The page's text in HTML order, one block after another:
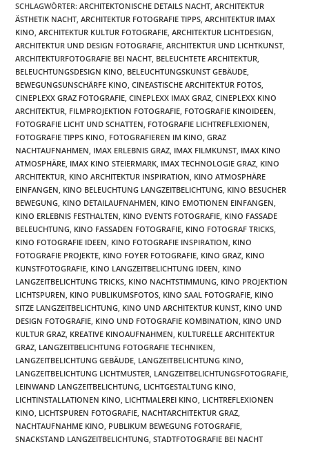
SCHLAGWÖRTER:ARCHITEKTONISCHE DETAILS NACHT, ARCHITEKTUR
ÄSTHETIK NACHT, ARCHITEKTUR FOTOGRAFIE TIPPS, ARCHITEKTUR IMAX
KINO, ARCHITEKTUR KULTUR FOTOGRAFIE, ARCHITEKTUR LICHTDESIGN,
ARCHITEKTUR UND DESIGN FOTOGRAFIE, ARCHITEKTUR UND LICHTKUNST,
ARCHITEKTURFOTOGRAFIE BEI NACHT, BELEUCHTETE ARCHITEKTUR,
BELEUCHTUNGSDESIGN KINO, BELEUCHTUNGSKUNST GEBÄUDE,
BEWEGUNGSUNSCHÄRFE KINO, CINEASTISCHE ARCHITEKTUR FOTOS,
CINEPLEXX GRAZ FOTOGRAFIE, CINEPLEXX IMAX GRAZ, CINEPLEXX KINO
ARCHITEKTUR, FILMPROJEKTION FOTOGRAFIE, FOTOGRAFIE KINOIDEEN,
FOTOGRAFIE LICHT UND SCHATTEN, FOTOGRAFIE LICHTREFLEXIONEN,
FOTOGRAFIE TIPPS KINO, FOTOGRAFIEREN IM KINO, GRAZ
NACHTAUFNAHMEN, IMAX ERLEBNIS GRAZ, IMAX FILMKUNST, IMAX KINO
ATMOSPHÄRE, IMAX KINO STEIERMARK, IMAX TECHNOLOGIE GRAZ, KINO
ARCHITEKTUR, KINO ARCHITEKTUR INSPIRATION, KINO ATMOSPHÄRE
EINFANGEN, KINO BELEUCHTUNG LANGZEITBELICHTUNG, KINO BESUCHER
BEWEGUNG, KINO DETAILAUFNAHMEN, KINO EMOTIONEN EINFANGEN,
KINO ERLEBNIS FESTHALTEN, KINO EVENTS FOTOGRAFIE, KINO FASSADE
BELEUCHTUNG, KINO FASSADEN FOTOGRAFIE, KINO FOTOGRAF TRICKS,
KINO FOTOGRAFIE IDEEN, KINO FOTOGRAFIE INSPIRATION, KINO
FOTOGRAFIE PROJEKTE, KINO FOYER FOTOGRAFIE, KINO GRAZ, KINO
KUNSTFOTOGRAFIE, KINO LANGZEITBELICHTUNG IDEEN, KINO
LANGZEITBELICHTUNG TRICKS, KINO NACHTSTIMMUNG, KINO PROJEKTION
LICHTSPUREN, KINO PUBLIKUMSFOTOS, KINO SAAL FOTOGRAFIE, KINO
SITZE LANGZEITBELICHTUNG, KINO UND ARCHITEKTUR KUNST, KINO UND
DESIGN FOTOGRAFIE, KINO UND FOTOGRAFIE KOMBINATION, KINO UND
KULTUR GRAZ, KREATIVE KINOAUFNAHMEN, KULTURELLE ARCHITEKTUR
GRAZ, LANGZEITBELICHTUNG FOTOGRAFIE TECHNIKEN,
LANGZEITBELICHTUNG GEBÄUDE, LANGZEITBELICHTUNG KINO,
LANGZEITBELICHTUNG LICHTMUSTER, LANGZEITBELICHTUNGSFOTOGRAFIE,
LEINWAND LANGZEITBELICHTUNG, LICHTGESTALTUNG KINO,
LICHTINSTALLATIONEN KINO, LICHTMALEREI KINO, LICHTREFLEXIONEN
KINO, LICHTSPUREN FOTOGRAFIE, NACHTARCHITEKTUR GRAZ,
NACHTAUFNAHME KINO, PUBLIKUM BEWEGUNG FOTOGRAFIE,
SNACKSTAND LANGZEITBELICHTUNG, STADTFOTOGRAFIE BEI NACHT